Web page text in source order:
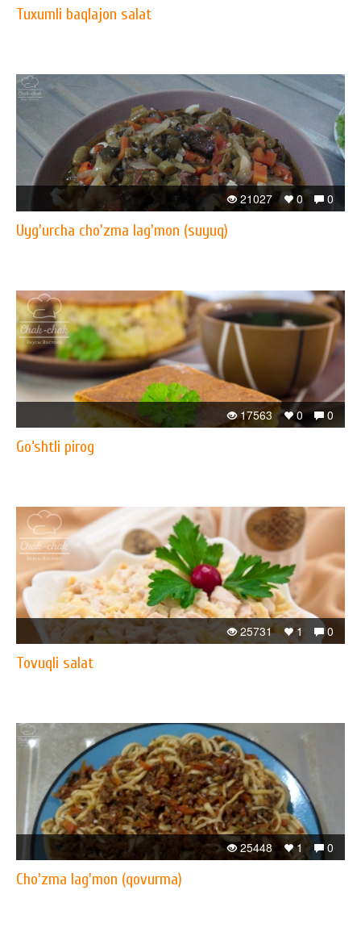
Tuxumli baqlajon salat
0
0
21027
Uyg'urcha cho'zma lag'mon (suyuq)
0
0
17563
Go‘shtli pirog
0
1
25731
Tovuqli salat
0
1
25448
Cho'zma lag'mon (qovurma)